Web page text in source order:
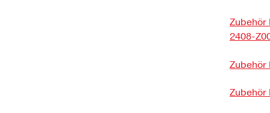
Zubehör
2408-
Zubehör
Zubehör